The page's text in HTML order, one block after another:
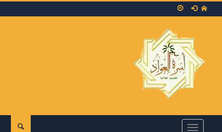
Toggle